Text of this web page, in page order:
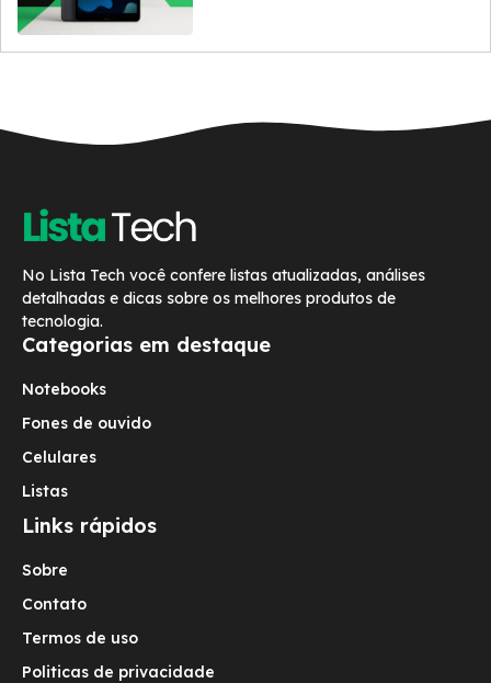
No Lista Tech você confere listas atualizadas, análises
detalhadas e dicas sobre os melhores produtos de
tecnologia.
Categorias em destaque
Notebooks
Fones de ouvido
Celulares
Listas
Links rápidos
Sobre
Contato
Termos de uso
Politicas de privacidade